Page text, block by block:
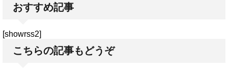
おすすめ記事
[showrss2]
こちらの記事もどうぞ